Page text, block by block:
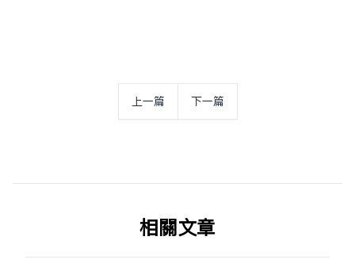
上一篇 下一篇
相关文章